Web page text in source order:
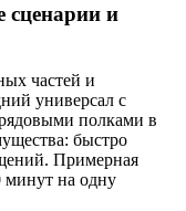
сценарии и
частей и
универсал с
полками в
быстро
Примерная
минут на одну